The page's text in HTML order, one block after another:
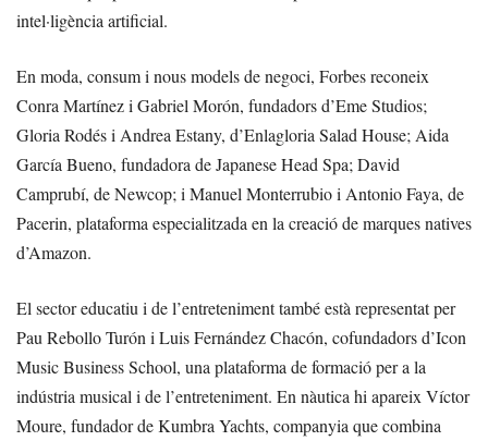
intel·ligència artificial.
En moda, consum i nous models de negoci, Forbes reconeix
Conra Martínez i Gabriel Morón, fundadors d’Eme Studios;
Gloria Rodés i Andrea Estany, d’Enlagloria Salad House; Aida
García Bueno, fundadora de Japanese Head Spa; David
Camprubí, de Newcop; i Manuel Monterrubio i Antonio Faya, de
Pacerin, plataforma especialitzada en la creació de marques natives
d’Amazon.
El sector educatiu i de l’entreteniment també està representat per
Pau Rebollo Turón i Luis Fernández Chacón, cofundadors d’Icon
Music Business School, una plataforma de formació per a la
indústria musical i de l’entreteniment. En nàutica hi apareix Víctor
Moure, fundador de Kumbra Yachts, companyia que combina